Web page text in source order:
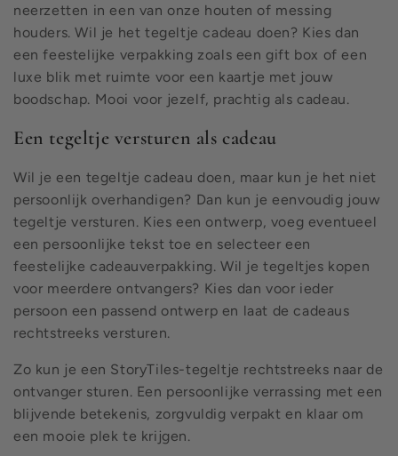
neerzetten in een van onze houten of messing
houders. Wil je het tegeltje cadeau doen? Kies dan
een feestelijke verpakking zoals een gift box of een
luxe blik met ruimte voor een kaartje met jouw
boodschap. Mooi voor jezelf, prachtig als cadeau.
Een tegeltje versturen als cadeau
Wil je een tegeltje cadeau doen, maar kun je het niet
persoonlijk overhandigen? Dan kun je eenvoudig jouw
tegeltje versturen. Kies een ontwerp, voeg eventueel
een persoonlijke tekst toe en selecteer een
feestelijke cadeauverpakking. Wil je tegeltjes kopen
voor meerdere ontvangers? Kies dan voor ieder
persoon een passend ontwerp en laat de cadeaus
rechtstreeks versturen.
Zo kun je een StoryTiles-tegeltje rechtstreeks naar de
ontvanger sturen. Een persoonlijke verrassing met een
blijvende betekenis, zorgvuldig verpakt en klaar om
een mooie plek te krijgen.